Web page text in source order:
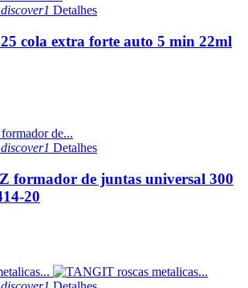
discover1 Detalhes
cola extra forte auto 5 min 22ml
discover1 Detalhes
formador de juntas universal 300
20